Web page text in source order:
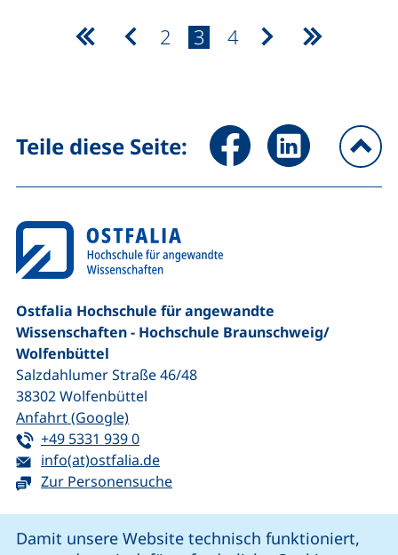
Damit unsere Website technisch funktioniert,
vorherige Seite
Seite:
2 Seite:
3 Seite:
4
Teile diese Seite: Seite über Facebook teilen
Seite über
Ostfalia Hochschule für angewandte
Wissenschaften - Hochschule Braunschweig/​
Wolfenbüttel
Salzdahlumer Straße 46/48
38302Wolfenbüttel
Anfahrt (Google)(externer Link, öffnet neues Fenster)
Tel:
+49 5331 939 0(startet einen Telefonanruf, wenn Ihr
E-Mail:
info(at)ostfalia.de(öffnet Ihr E-Mail-Programm)
Zur Personensuche